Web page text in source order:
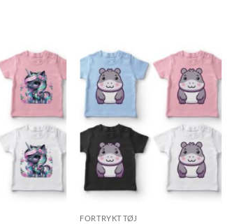
FORTRYKT TØJ